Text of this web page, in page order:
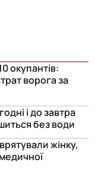
окупантів:
ворога за
і до завтра
без води
жінку,